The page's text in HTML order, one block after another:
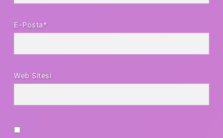
E-Posta*
Web Sitesi